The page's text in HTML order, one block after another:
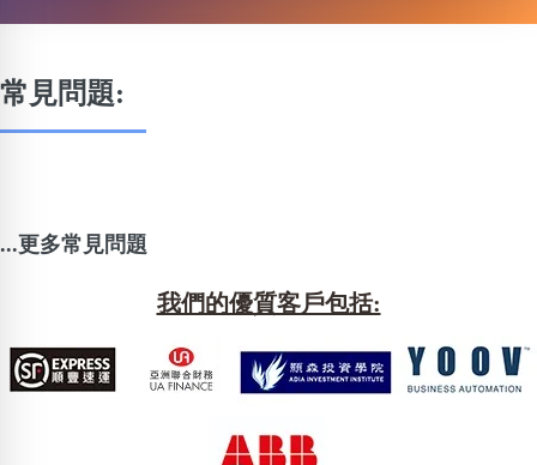
常見問題:
...更多常見問題
我們的優質客戶包括: